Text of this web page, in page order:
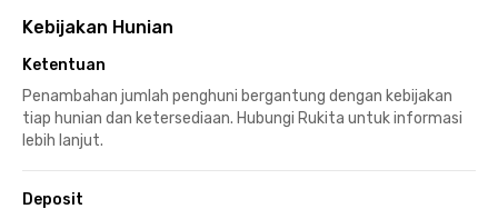
Kebijakan Hunian
Ketentuan
Penambahan jumlah penghuni bergantung dengan kebijakan
tiap hunian dan ketersediaan. Hubungi Rukita untuk informasi
lebih lanjut.
Deposit